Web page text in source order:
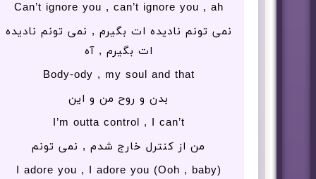
Can’t ignore you , can’t ignore you , ah
نمی تونم نادیده ات بگیرم , نمی تونم نادیده
ات بگیرم , آه
Body-ody , my soul and that
بدن و روح من و این
I’m outta control , I can’t
من از کنترل خارج شدم , نمی تونم
I adore you , I adore you (Ooh , baby)